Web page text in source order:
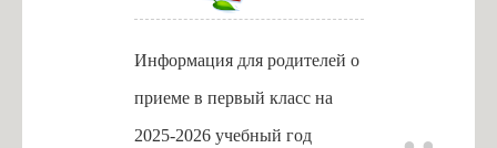
Информация для родителей о
приеме в первый класс на
2025-2026 учебный год